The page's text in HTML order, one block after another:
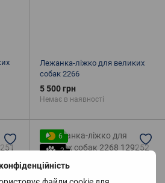
Лежанка-ліжко для великих
собак 2266
5 500 грн
Немає в наявності
6
-2